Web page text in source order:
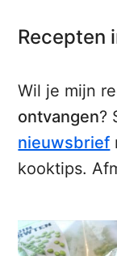
Recepten
Wil je mijn
ontvangen?
nieuwsbrief
kooktips.